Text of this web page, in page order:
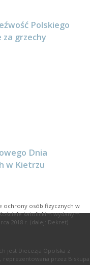
Polskiego
za grzechy
Dnia
w Kietrzu
ochrony osób fizycznych w
katolickim wydanym
2018 r. (dalej: Dekret)
jest Diecezja Opolska z
reprezentowana przez Biskupa